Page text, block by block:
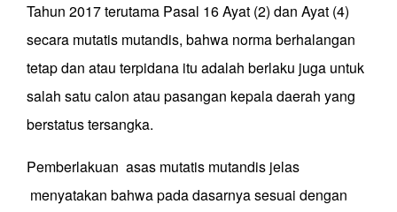
Tahun 2017 terutama Pasal 16 Ayat (2) dan Ayat (4)
secara mutatis mutandis, bahwa norma berhalangan
tetap dan atau terpidana itu adalah berlaku juga untuk
salah satu calon atau pasangan kepala daerah yang
berstatus tersangka.
Pemberlakuan asas mutatis mutandis jelas
menyatakan bahwa pada dasarnya sesuai dengan